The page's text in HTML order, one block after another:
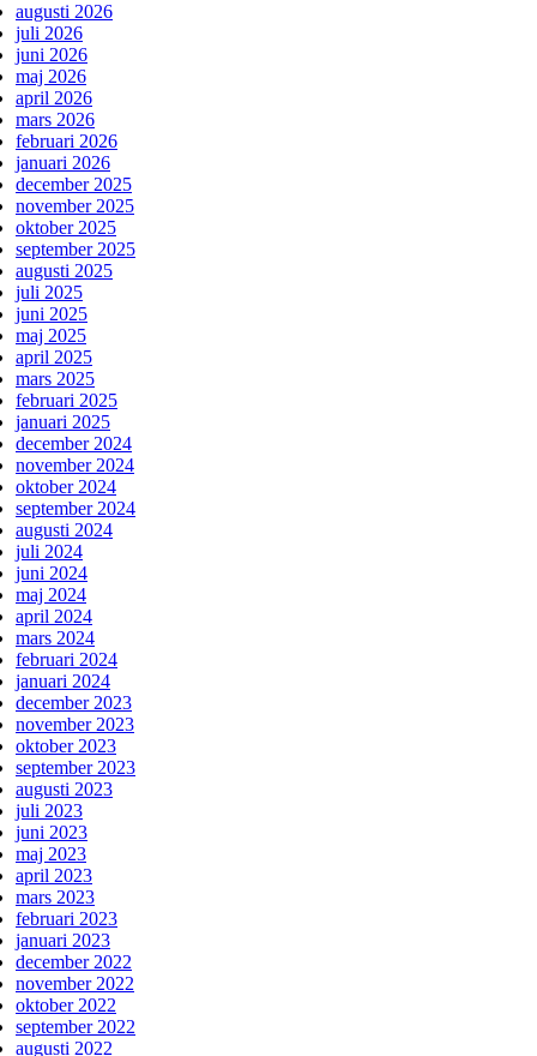
augusti 2026
juli 2026
juni 2026
maj 2026
april 2026
mars 2026
februari 2026
januari 2026
december 2025
november 2025
oktober 2025
september 2025
augusti 2025
juli 2025
juni 2025
maj 2025
april 2025
mars 2025
februari 2025
januari 2025
december 2024
november 2024
oktober 2024
september 2024
augusti 2024
juli 2024
juni 2024
maj 2024
april 2024
mars 2024
februari 2024
januari 2024
december 2023
november 2023
oktober 2023
september 2023
augusti 2023
juli 2023
juni 2023
maj 2023
april 2023
mars 2023
februari 2023
januari 2023
december 2022
november 2022
oktober 2022
september 2022
augusti 2022